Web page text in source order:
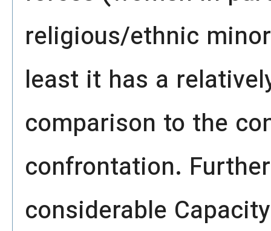
religious/ethnic
least it has a
comparison to the
confrontation.
considerable